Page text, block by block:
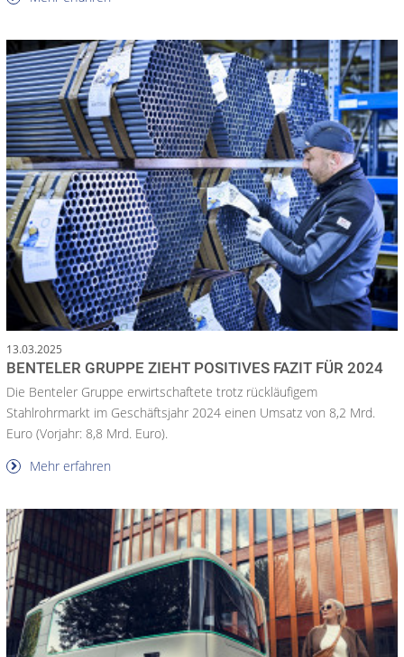
13.03.2025
BENTELER GRUPPE ZIEHT POSITIVES FAZIT FÜR 2024
Die Benteler Gruppe erwirtschaftete trotz rückläufigem
Stahlrohrmarkt im Geschäftsjahr 2024 einen Umsatz von 8,2 Mrd.
Euro (Vorjahr: 8,8 Mrd. Euro).
Mehr erfahren